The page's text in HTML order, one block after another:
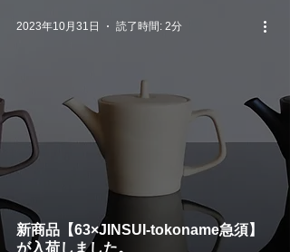
新商品【63×JINSUI-tokoname急須】
が入荷しました。
2023年10月31日 読了時間: 2分